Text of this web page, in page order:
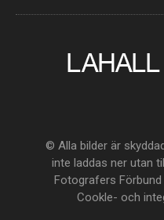
© Alla bilder är
inte laddas ner utan
Fotografers Förbund
Cookle- och